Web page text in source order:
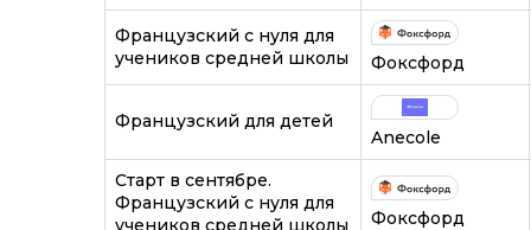
Французский с нуля для
учеников средней школы
Фоксфорд
Французский для детей
Anecole
Старт в сентябре.
Французский с нуля для
учеников средней школы
Фоксфорд